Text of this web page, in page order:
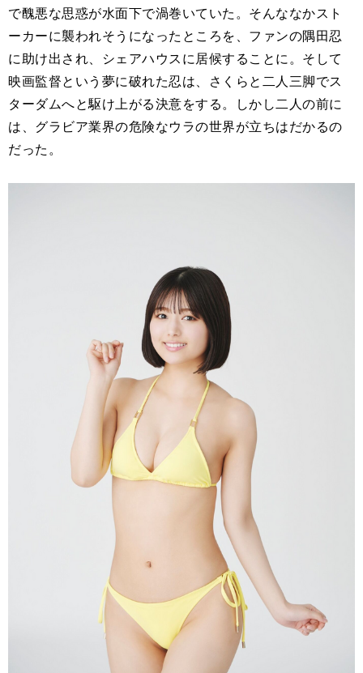
で醜悪な思惑が水面下で渦巻いていた。そんななかスト
ーカーに襲われそうになったところを、ファンの隅田忍
に助け出され、シェアハウスに居候することに。そして
映画監督という夢に破れた忍は、さくらと二人三脚でス
ターダムへと駆け上がる決意をする。しかし二人の前に
は、グラビア業界の危険なウラの世界が立ちはだかるの
だった。